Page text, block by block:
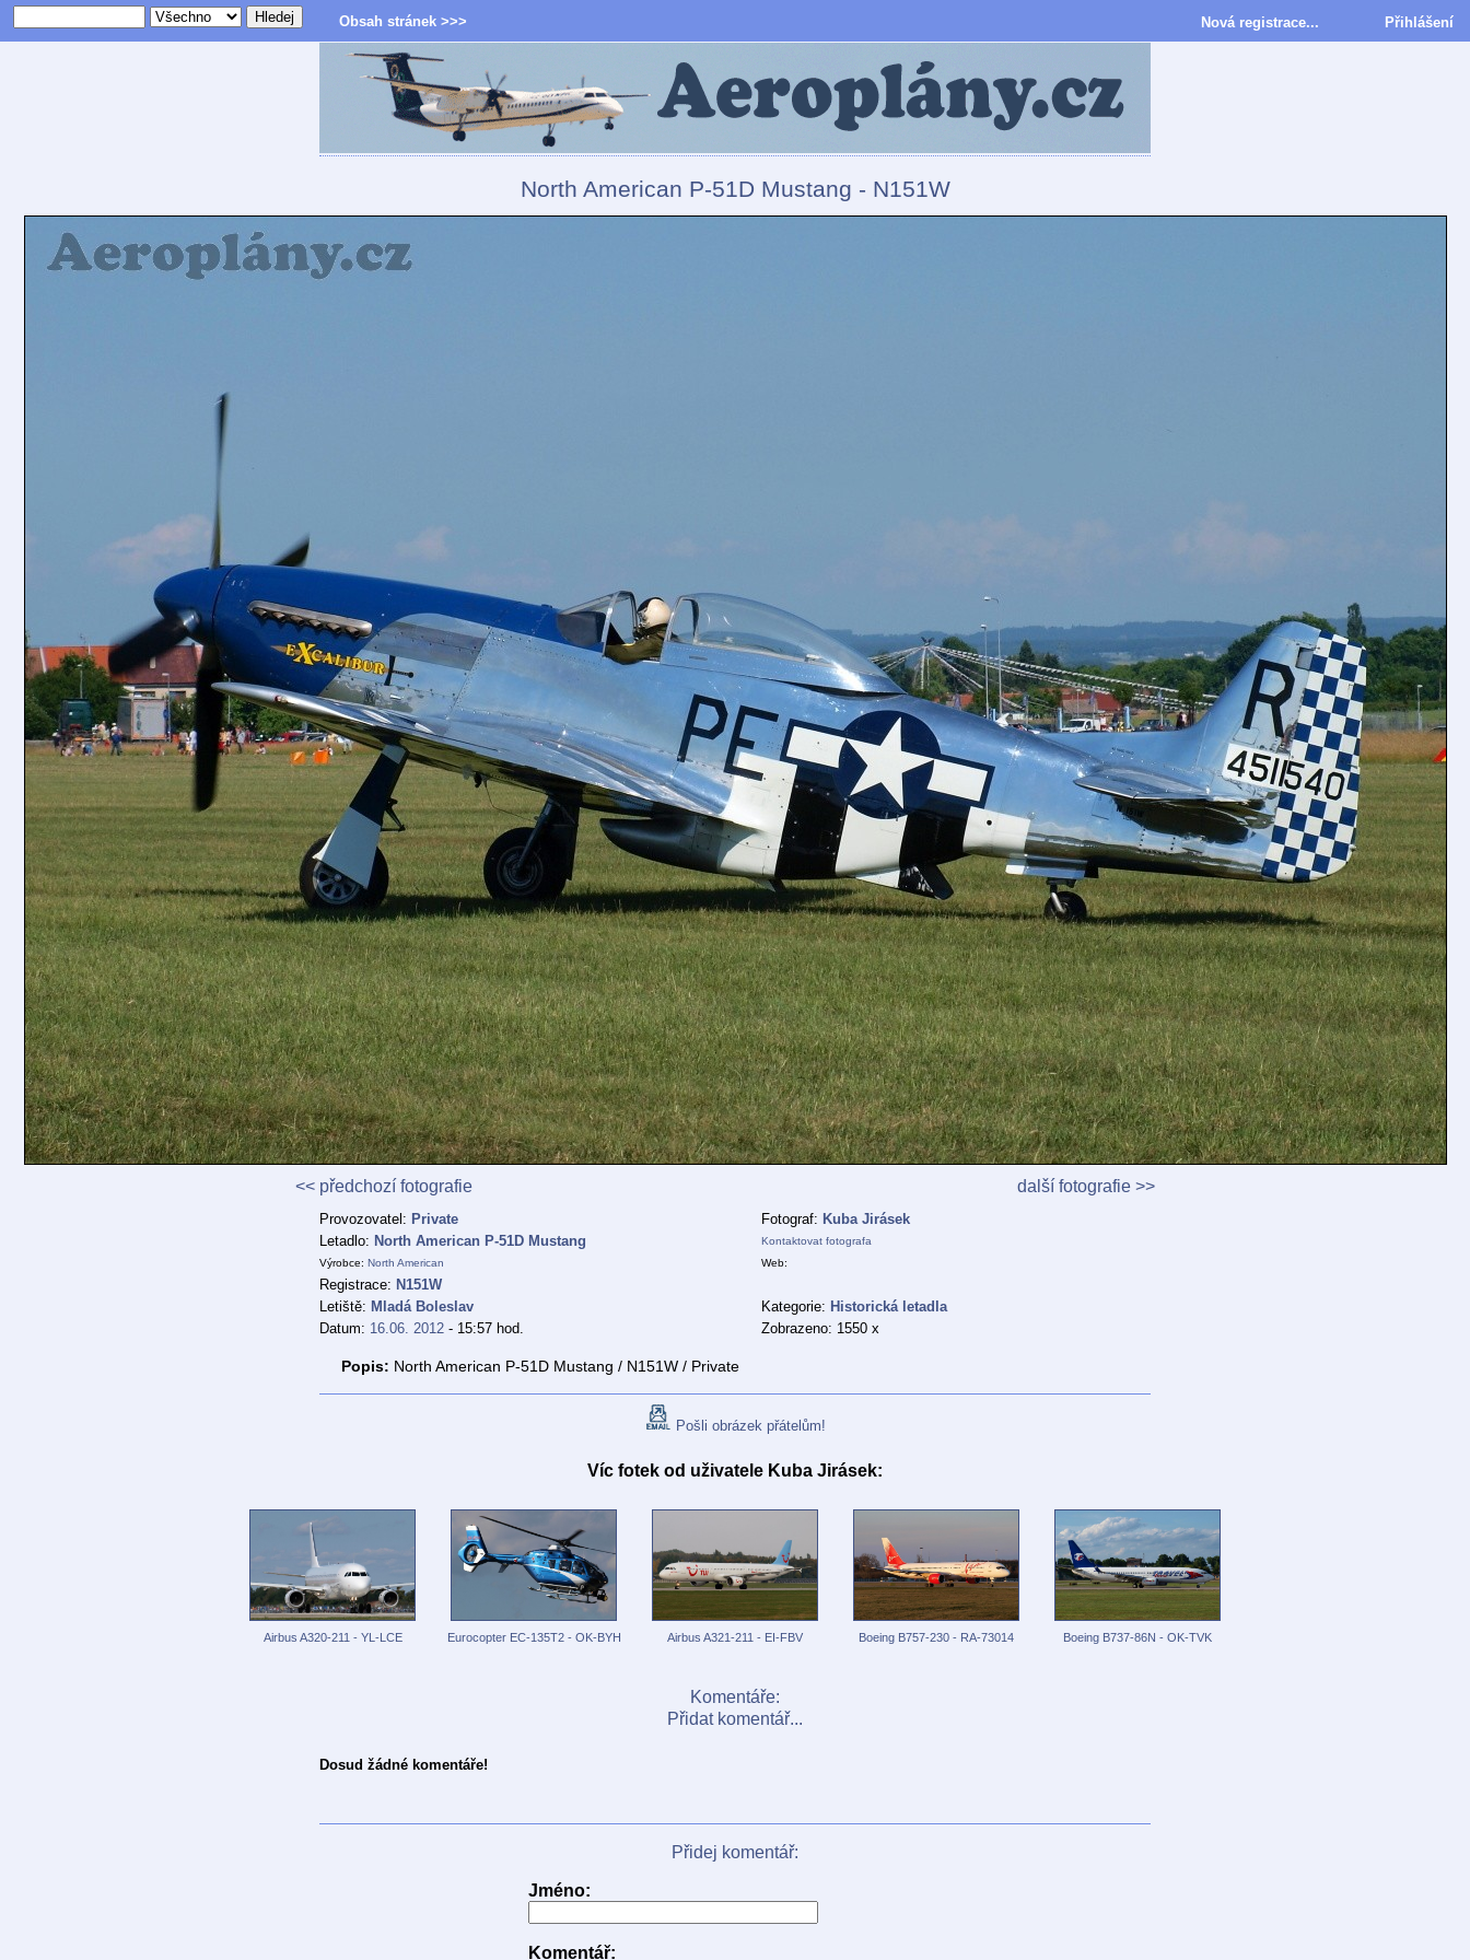
North American P-51D Mustang - N151W
<< předchozí fotografie další fotografie >>
Provozovatel: Private
Letadlo: North American P-51D Mustang
Výrobce: North American
Registrace: N151W
Letiště: Mladá Boleslav
Datum: 16.06. 2012 - 15:57 hod.
Fotograf: Kuba Jirásek
Kontaktovat fotografa
Web:
Kategorie: Historická letadla
Zobrazeno: 1550 x
Popis: North American P-51D Mustang / N151W / Private
Pošli obrázek přátelům!
Víc fotek od uživatele Kuba Jirásek:
Airbus A320-211 - YL-LCE Eurocopter EC-135T2 - OK-BYH Airbus A321-211 - EI-FBV Boeing B757-230 - RA-73014 Boeing B737-86N - OK-TVK
Komentáře:
Přidat komentář...
Dosud žádné komentáře!
Přidej komentář:
Jméno:
Komentář:
Obsah stránek >>> Nová registrace... Přihlášení